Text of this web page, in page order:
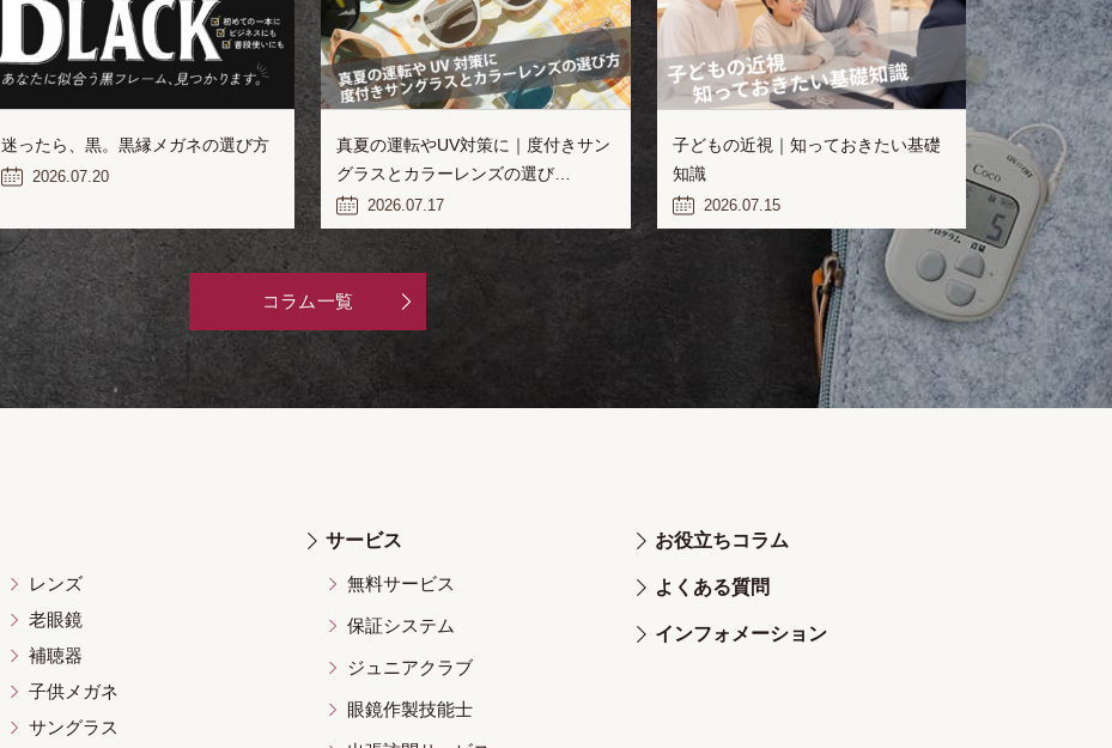
迷ったら、黒。黒縁メガネの選び方
2026.07.20
真夏の運転やUV対策に｜度付きサン
グラスとカラーレンズの選び…
2026.07.17
子どもの近視｜知っておきたい基礎
知識
2026.07.15
コラム一覧
レンズ
老眼鏡
補聴器
子供メガネ
サングラス
サービス
無料サービス
保証システム
ジュニアクラブ
眼鏡作製技能士
お役立ちコラム
よくある質問
インフォメーション